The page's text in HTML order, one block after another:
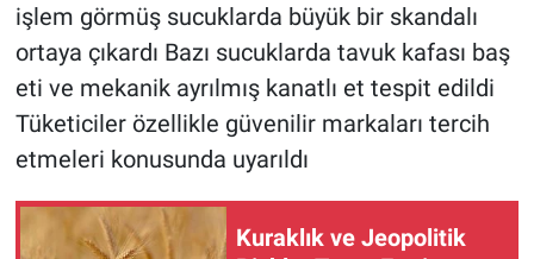
işlem görmüş sucuklarda büyük bir skandalı
ortaya çıkardı Bazı sucuklarda tavuk kafası baş
eti ve mekanik ayrılmış kanatlı et tespit edildi
Tüketiciler özellikle güvenilir markaları tercih
etmeleri konusunda uyarıldı
Kuraklık ve Jeopolitik